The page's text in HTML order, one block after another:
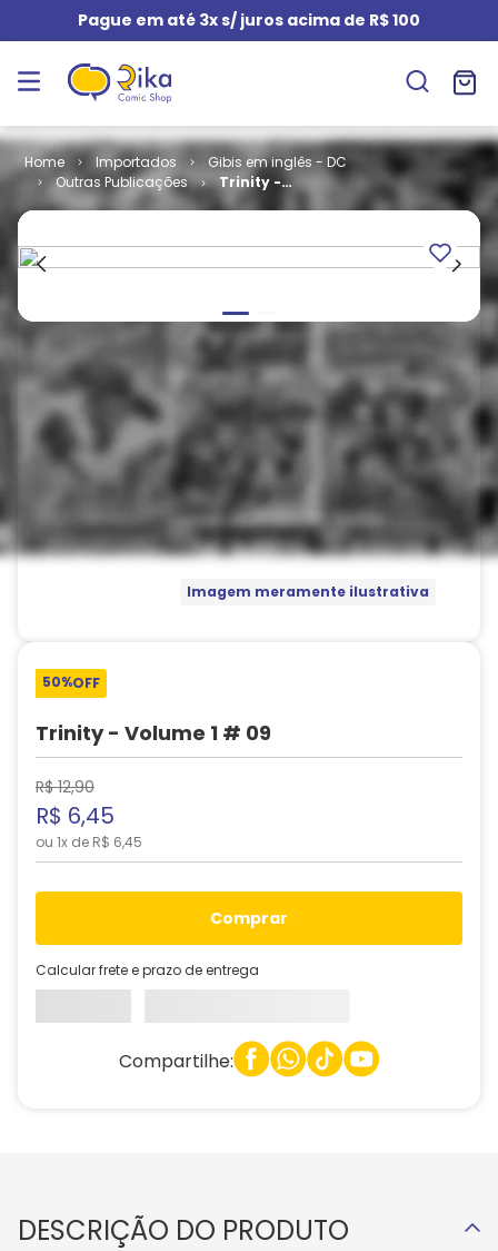
Pague em até 3x s/ juros acima de R$ 100
Importados
Gibis em inglês - DC
Outras Publicações
Trinity -
Volume 1 # 09
Imagem meramente ilustrativa
50%OFF
Trinity - Volume 1 # 09
R$ 12,90
R$ 6,45
ou 1x de R$ 6,45
comprar
Calcular frete e prazo de entrega
Compartilhe:
DESCRIÇÃO DO PRODUTO